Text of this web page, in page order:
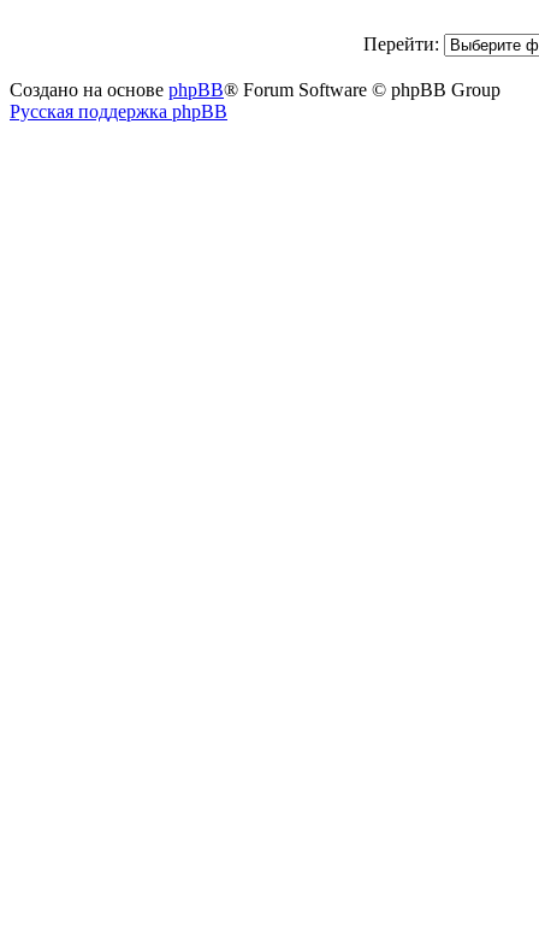
Перейти:
Создано на основе phpBB® Forum Software © phpBB Group
Русская поддержка phpBB